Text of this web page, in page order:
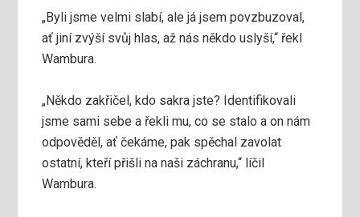
„Byli jsme velmi slabí, ale já jsem povzbuzoval,
ať jiní zvýší svůj hlas, až nás někdo uslyší,“ řekl
Wambura.
„Někdo zakřičel, kdo sakra jste? Identifikovali
jsme sami sebe a řekli mu, co se stalo a on nám
odpověděl, ať čekáme, pak spěchal zavolat
ostatní, kteří přišli na naši záchranu,“ líčil
Wambura.